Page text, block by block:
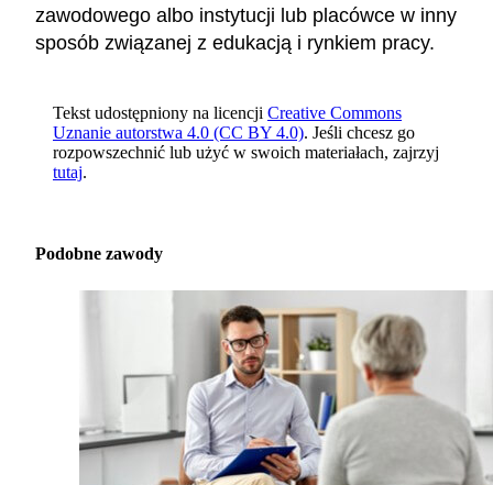
zawodowego albo instytucji lub placówce w inny
sposób związanej z edukacją i rynkiem pracy.
Tekst udostępniony na licencji Creative Commons
Uznanie autorstwa 4.0 (CC BY 4.0). Jeśli chcesz go
rozpowszechnić lub użyć w swoich materiałach, zajrzyj
tutaj.
Podobne zawody